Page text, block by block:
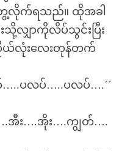
ေ့လိုက်ရသည်။ ထိုအခါ
သို့လျှာကိုလိပ်သွင်းပြီး
ယ်လုံးလေးတုန်တက်
ပလပ်…..ပလပ်….´´
အီး….အိုး….ကျွတ်….